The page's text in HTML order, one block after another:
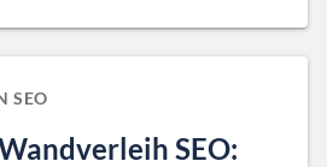
SEO
SEO: